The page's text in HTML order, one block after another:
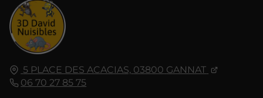
5 PLACE DES ACACIAS, 03800 GANNAT
06 70 27 85 75